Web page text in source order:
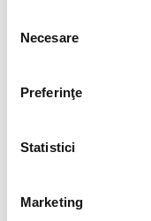
consimțământului
Necesare
Preferinţe
Statistici
Marketing
RECENZII (4)